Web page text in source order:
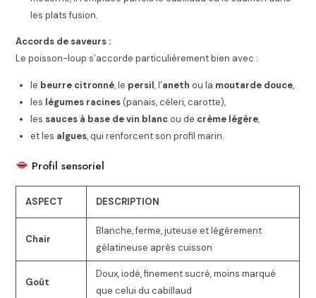
les plats fusion.
Accords de saveurs :
Le poisson-loup s’accorde particulièrement bien avec :
le beurre citronné, le persil, l’aneth ou la moutarde douce,
les légumes racines(panais, céleri, carotte),
les sauces à base de vin blancou de crème légère,
et les algues, qui renforcent son profil marin.
Profil sensoriel
ASPECT DESCRIPTION
Chair
Blanche, ferme, juteuse et légèrement
gélatineuse après cuisson
Goût
Doux, iodé, finement sucré, moins marqué
que celui du cabillaud